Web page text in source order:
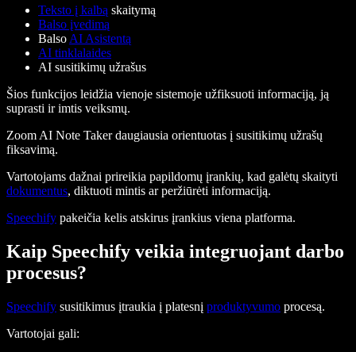
Teksto į kalbą skaitymą
Balso įvedimą
Balso AI Asistentą
AI tinklalaides
AI susitikimų užrašus
Šios funkcijos leidžia vienoje sistemoje užfiksuoti informaciją, ją
suprasti ir imtis veiksmų.
Zoom AI Note Taker daugiausia orientuotas į susitikimų užrašų
fiksavimą.
Vartotojams dažnai prireikia papildomų įrankių, kad galėtų skaityti
dokumentus, diktuoti mintis ar peržiūrėti informaciją.
Speechify pakeičia kelis atskirus įrankius viena platforma.
Kaip Speechify veikia integruojant darbo
procesus?
Speechify susitikimus įtraukia į platesnį produktyvumo procesą.
Vartotojai gali: